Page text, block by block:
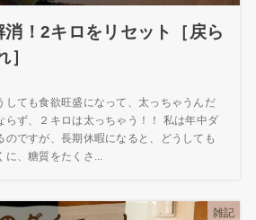
！2キロをリセット［戻ら
しても食欲旺盛になって、太っちゃうんだ
らず、２キロは太っちゃう！！ 私は年中ダ
のですが、長期休暇になると、どうしても
、糖質をたくさ...
雑記